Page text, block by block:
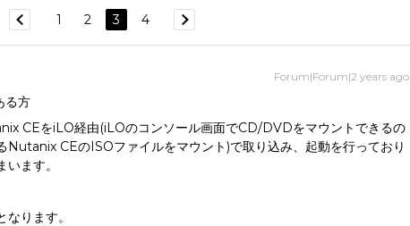
1 2 3 4
Forum|Forum|2 years ago
る方
CEをiLO経由(iLOのコンソール画面でCD/DVDをマウントできるの
Nutanix CEのISOファイルをマウント)で取り込み、起動を行っており
ます。
ります。